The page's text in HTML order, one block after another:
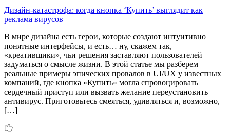
Дизайн-катастрофа: когда кнопка ‘Купить’ выглядит как
реклама вирусов
В мире дизайна есть герои, которые создают интуитивно
понятные интерфейсы, и есть… ну, скажем так,
«креативщики», чьи решения заставляют пользователей
задуматься о смысле жизни. В этой статье мы разберем
реальные примеры эпических провалов в UI/UX у известных
компаний, где кнопка «Купить» могла спровоцировать
сердечный приступ или вызвать желание переустановить
антивирус. Приготовьтесь смеяться, удивляться и, возможно,
[…]